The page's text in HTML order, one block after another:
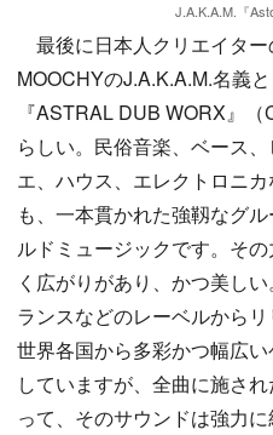
J.A.K.A.M.『
最後に日本人クリエイタ
MOOCHYのJ.A.K.A.M.名義
『ASTRAL DUB WORX』
らしい。民俗音楽、ベース
エ、ハウス、エレクトロニ
も、一本貫かれた強靱なグ
ルドミュージックです。そ
く広がりがあり、かつ美し
ランスなどのレーベルからリ
世界各国から多彩かつ幅広
していますが、全曲に施さ
って、そのサウンドは強力